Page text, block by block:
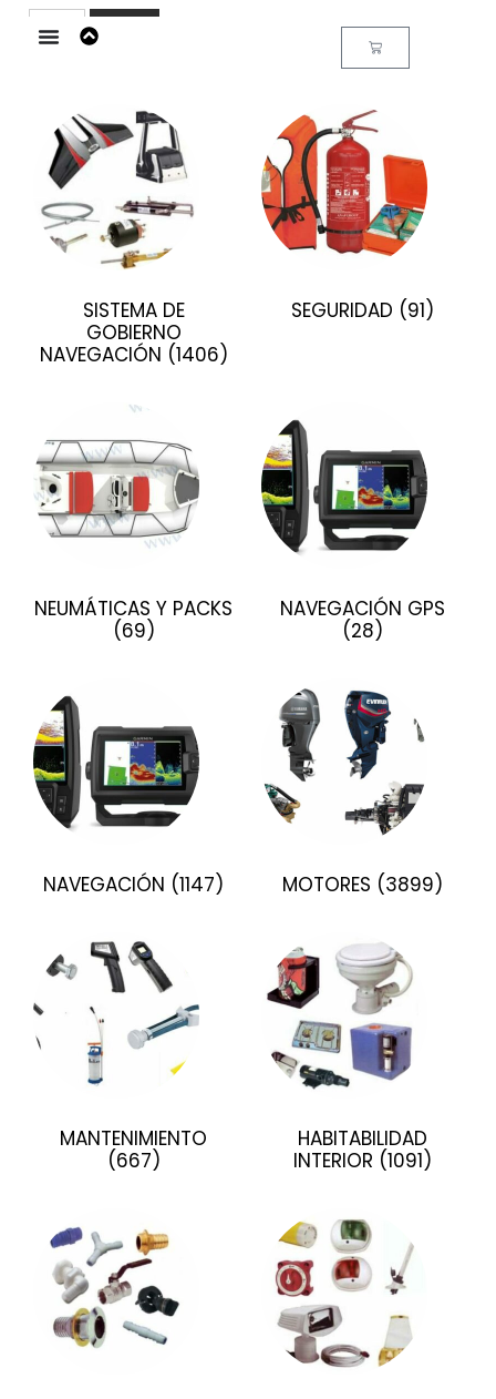
Buscar
SISTEMA DE
GOBIERNO
NAVEGACIÓN (1406)
SEGURIDAD (91)
NEUMÁTICAS Y PACKS
(69)
NAVEGACIÓN GPS
(28)
NAVEGACIÓN (1147) MOTORES (3899)
MANTENIMIENTO
(667)
HABITABILIDAD
INTERIOR (1091)